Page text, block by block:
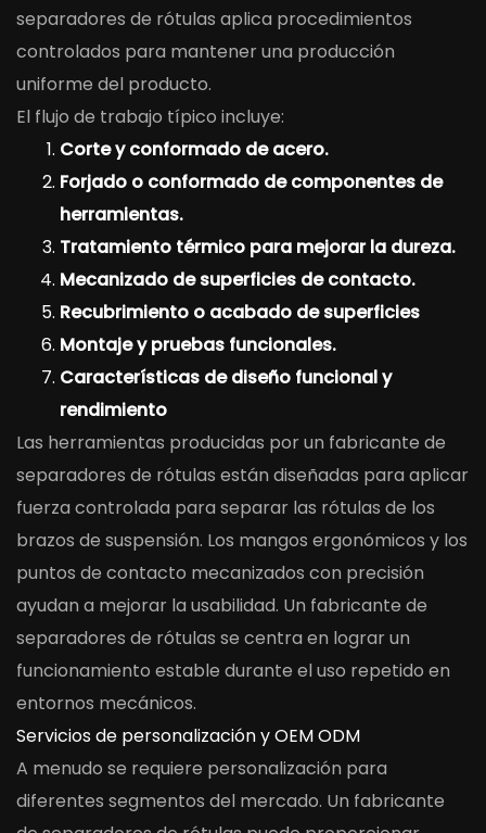
separadores de rótulas aplica procedimientos
controlados para mantener una producción
uniforme del producto.
El flujo de trabajo típico incluye:
Corte y conformado de acero.
Forjado o conformado de componentes de
herramientas.
Tratamiento térmico para mejorar la dureza.
Mecanizado de superficies de contacto.
Recubrimiento o acabado de superficies
Montaje y pruebas funcionales.
Características de diseño funcional y
rendimiento
Las herramientas producidas por un fabricante de
separadores de rótulas están diseñadas para aplicar
fuerza controlada para separar las rótulas de los
brazos de suspensión. Los mangos ergonómicos y los
puntos de contacto mecanizados con precisión
ayudan a mejorar la usabilidad. Un fabricante de
separadores de rótulas se centra en lograr un
funcionamiento estable durante el uso repetido en
entornos mecánicos.
Servicios de personalización y OEM ODM
A menudo se requiere personalización para
diferentes segmentos del mercado. Un fabricante